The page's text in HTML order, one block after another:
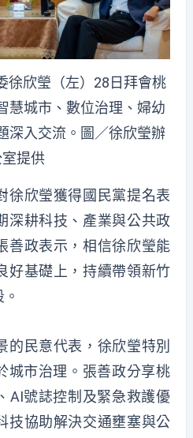
徐欣瑩（左）28日拜會桃
慧城市、數位治理、婦幼
深入交流。圖／徐欣瑩辦
室提供
徐欣瑩獲得國民黨提名表
深耕科技、產業與公共政
善政表示，相信徐欣瑩能
好基礎上，持續帶領新竹
的民意代表，徐欣瑩特別
城市治理。張善政分享桃
AI號誌控制及緊急救護優
技協助解決交通壅塞與公